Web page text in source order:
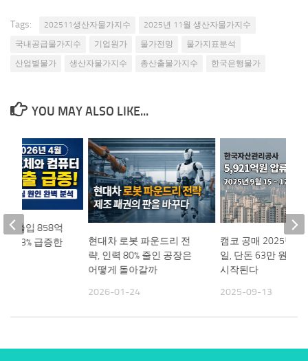
Tags: 202511생산자물가지수
2025년 11월 생산자물가지수
국내공급물가지수
기업원가 물가전망
물가지표분석
산업별물가
생산자물가지수 총산출물가지수 한국은행물가
YOU MAY ALSO LIKE...
현대차 로봇 파운드리 전
략, 인력 80% 줄인 공장은
어떻게 돌아갈까
2026-01-24
캠코 공매 2025년 9
일, 단돈 63만 원 토
시작된다
2025-09-13
수출입 858억
173% 급증한